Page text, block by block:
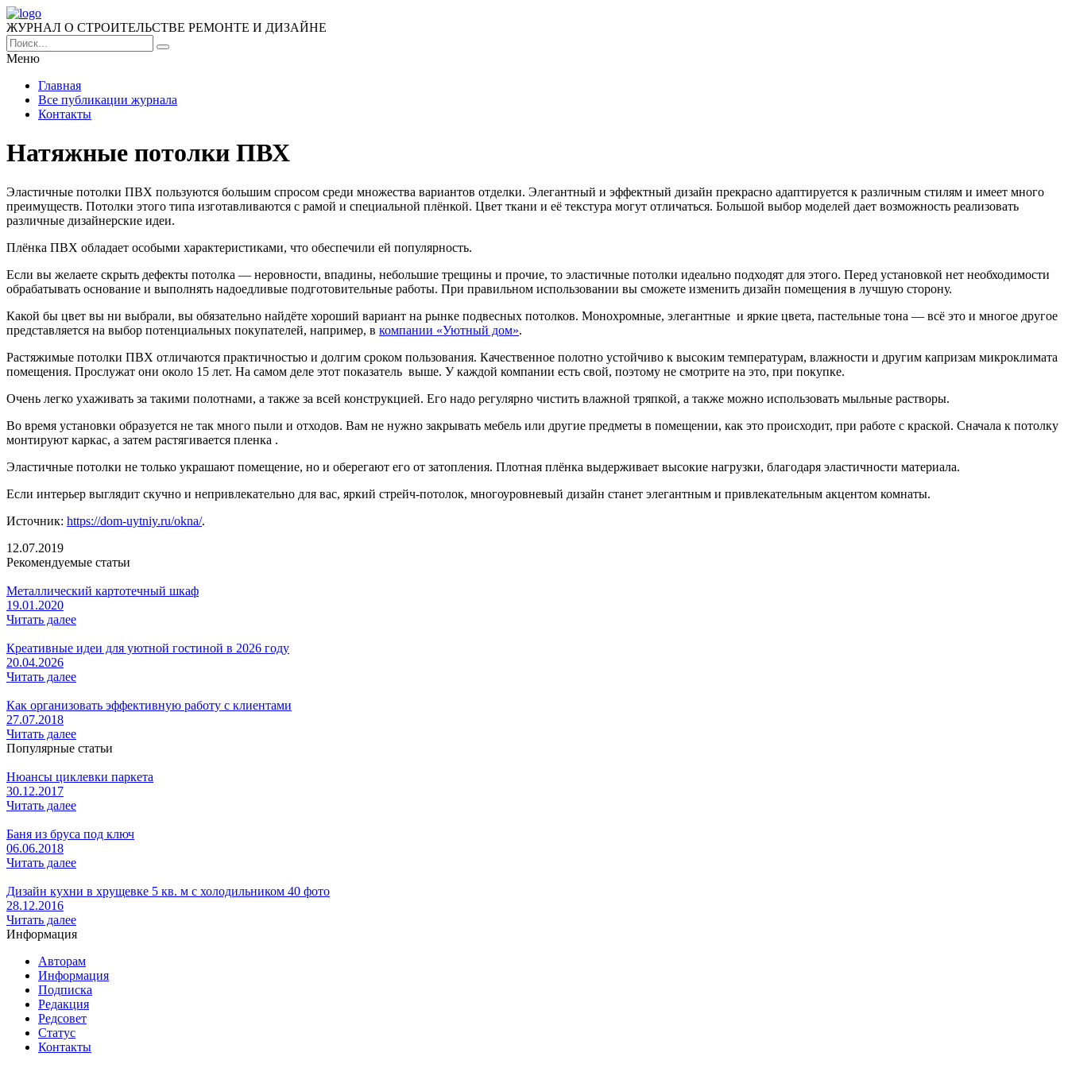
ЖУРНАЛ О СТРОИТЕЛЬСТВЕ РЕМОНТЕ И ДИЗАЙНЕ
Меню
Главная
Все публикации журнала
Контакты
Натяжные потолки ПВХ
Эластичные потолки ПВХ пользуются большим спросом среди множества вариантов отделки. Элегантный и эффектный дизайн прекрасно адаптируется к различным стилям и имеет много
преимуществ. Потолки этого типа изготавливаются с рамой и специальной плёнкой. Цвет ткани и её текстура могут отличаться. Большой выбор моделей дает возможность реализовать
различные дизайнерские идеи.
Плёнка ПВХ обладает особыми характеристиками, что обеспечили ей популярность.
Если вы желаете скрыть дефекты потолка — неровности, впадины, небольшие трещины и прочие, то эластичные потолки идеально подходят для этого. Перед установкой нет необходимости
обрабатывать основание и выполнять надоедливые подготовительные работы. При правильном использовании вы сможете изменить дизайн помещения в лучшую сторону.
Какой бы цвет вы ни выбрали, вы обязательно найдёте хороший вариант на рынке подвесных потолков. Монохромные, элегантные и яркие цвета, пастельные тона — всё это и многое другое
представляется на выбор потенциальных покупателей, например, в компании «Уютный дом».
Растяжимые потолки ПВХ отличаются практичностью и долгим сроком пользования. Качественное полотно устойчиво к высоким температурам, влажности и другим капризам микроклимата
помещения. Прослужат они около 15 лет. На самом деле этот показатель выше. У каждой компании есть свой, поэтому не смотрите на это, при покупке.
Очень легко ухаживать за такими полотнами, а также за всей конструкцией. Его надо регулярно чистить влажной тряпкой, а также можно использовать мыльные растворы.
Во время установки образуется не так много пыли и отходов. Вам не нужно закрывать мебель или другие предметы в помещении, как это происходит, при работе с краской. Сначала к потолку
монтируют каркас, а затем растягивается пленка .
Эластичные потолки не только украшают помещение, но и оберегают его от затопления. Плотная плёнка выдерживает высокие нагрузки, благодаря эластичности материала.
Если интерьер выглядит скучно и непривлекательно для вас, яркий стрейч-потолок, многоуровневый дизайн станет элегантным и привлекательным акцентом комнаты.
Источник: https://dom-uytniy.ru/okna/.
12.07.2019
Рекомендуемые статьи
Металлический картотечный шкаф
19.01.2020
Читать далее
Креативные идеи для уютной гостиной в 2026 году
20.04.2026
Читать далее
Как организовать эффективную работу с клиентами
27.07.2018
Читать далее
Популярные статьи
Нюансы циклевки паркета
30.12.2017
Читать далее
Баня из бруса под ключ
06.06.2018
Читать далее
Дизайн кухни в хрущевке 5 кв. м с холодильником 40 фото
28.12.2016
Читать далее
Информация
Авторам
Информация
Подписка
Редакция
Редсовет
Статус
Контакты